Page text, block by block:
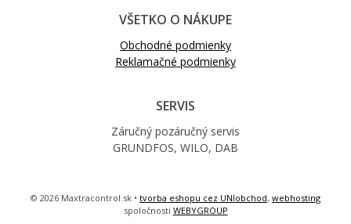
VŠETKO O NÁKUPE
Obchodné podmienky
Reklamačné podmienky
SERVIS
Záručný pozáručný servis
GRUNDFOS, WILO, DAB
© 2026 Maxtracontrol.sk • tvorba eshopu cez UNIobchod, webhosting
spoločnosti WEBYGROUP